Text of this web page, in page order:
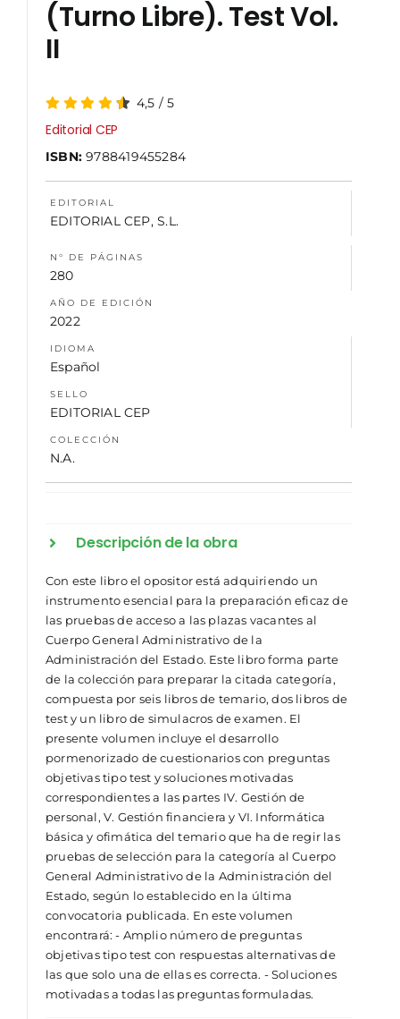
(Turno Libre). Test Vol.
II
4,5 /5
Editorial CEP
ISBN:9788419455284
EDITORIAL
EDITORIAL CEP, S.L.
N° DE PÁGINAS
280
AÑO DE EDICIÓN
2022
IDIOMA
Español
SELLO
EDITORIAL CEP
COLECCIÓN
N.A.
Descripción de la obra
Con este libro el opositor está adquiriendo un
instrumento esencial para la preparación eficaz de
las pruebas de acceso a las plazas vacantes al
Cuerpo General Administrativo de la
Administración del Estado. Este libro forma parte
de la colección para preparar la citada categoría,
compuesta por seis libros de temario, dos libros de
test y un libro de simulacros de examen. El
presente volumen incluye el desarrollo
pormenorizado de cuestionarios con preguntas
objetivas tipo test y soluciones motivadas
correspondientes a las partes IV. Gestión de
personal, V. Gestión financiera y VI. Informática
básica y ofimática del temario que ha de regir las
pruebas de selección para la categoría al Cuerpo
General Administrativo de la Administración del
Estado, según lo establecido en la última
convocatoria publicada. En este volumen
encontrará: - Amplio número de preguntas
objetivas tipo test con respuestas alternativas de
las que solo una de ellas es correcta. - Soluciones
motivadas a todas las preguntas formuladas.